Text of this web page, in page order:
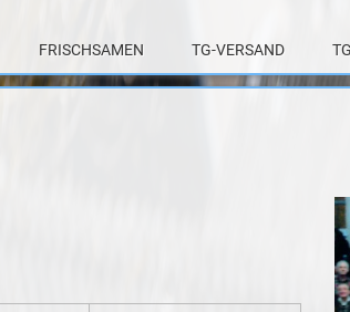
FRISCHSAMEN TG-VERSAND